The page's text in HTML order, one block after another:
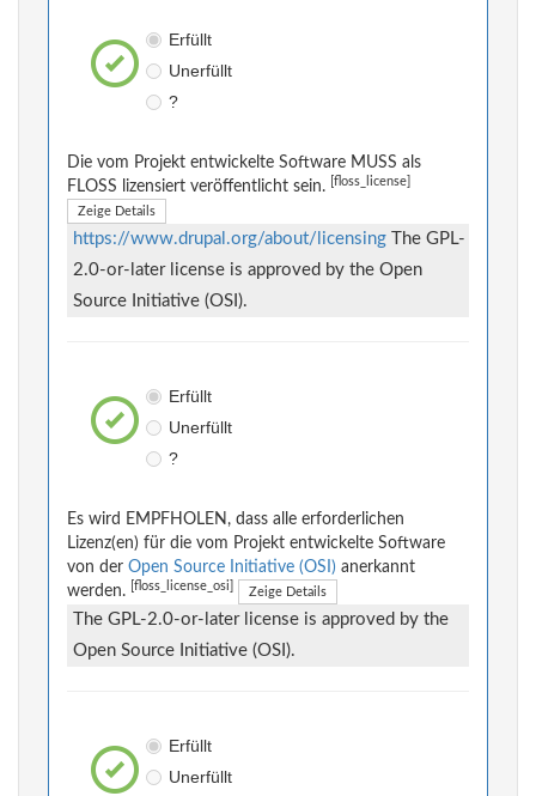
Erfüllt
Unerfüllt
?
Die vom Projekt entwickelte Software MUSS als
FLOSS lizensiert veröffentlicht sein.
[floss_license]
Zeige Details
https://www.drupal.org/about/licensing The GPL-
2.0-or-later license is approved by the Open
Source Initiative (OSI).
Erfüllt
Unerfüllt
?
Es wird EMPFHOLEN, dass alle erforderlichen
Lizenz(en) für die vom Projekt entwickelte Software
von der Open Source Initiative (OSI) anerkannt
werden.
[floss_license_osi] Zeige Details
The GPL-2.0-or-later license is approved by the
Open Source Initiative (OSI).
Erfüllt
Unerfüllt